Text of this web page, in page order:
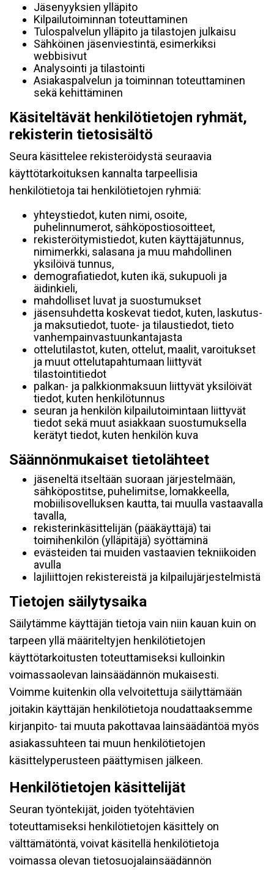
Jäsenyyksien ylläpito
Kilpailutoiminnan toteuttaminen
Tulospalvelun ylläpito ja tilastojen julkaisu
Sähköinen jäsenviestintä, esimerkiksi
webbisivut
Analysointi ja tilastointi
Asiakaspalvelun ja toiminnan toteuttaminen
sekä kehittäminen
Käsiteltävät henkilötietojen ryhmät,
rekisterin tietosisältö
Seura käsittelee rekisteröidystä seuraavia
käyttötarkoituksen kannalta tarpeellisia
henkilötietoja tai henkilötietojen ryhmiä:
yhteystiedot, kuten nimi, osoite,
puhelinnumerot, sähköpostiosoitteet,
rekisteröitymistiedot, kuten käyttäjätunnus,
nimimerkki, salasana ja muu mahdollinen
yksilöivä tunnus,
demografiatiedot, kuten ikä, sukupuoli ja
äidinkieli,
mahdolliset luvat ja suostumukset
jäsensuhdetta koskevat tiedot, kuten, laskutus-
ja maksutiedot, tuote- ja tilaustiedot, tieto
vanhempainvastuunkantajasta
ottelutilastot, kuten, ottelut, maalit, varoitukset
ja muut ottelutapahtumaan liittyvät
tilastointitiedot
palkan- ja palkkionmaksuun liittyvät yksilöivät
tiedot, kuten henkilötunnus
seuran ja henkilön kilpailutoimintaan liittyvät
tiedot sekä muut asiakkaan suostumuksella
kerätyt tiedot, kuten henkilön kuva
Säännönmukaiset tietolähteet
jäseneltä itseltään suoraan järjestelmään,
sähköpostitse, puhelimitse, lomakkeella,
mobiilisovelluksen kautta, tai muulla vastaavalla
tavalla,
rekisterinkäsittelijän (pääkäyttäjä) tai
toimihenkilön (ylläpitäjä) syöttäminä
evästeiden tai muiden vastaavien tekniikoiden
avulla
lajiliittojen rekistereistä ja kilpailujärjestelmistä
Tietojen säilytysaika
Säilytämme käyttäjän tietoja vain niin kauan kuin on
tarpeen yllä määriteltyjen henkilötietojen
käyttötarkoitusten toteuttamiseksi kulloinkin
voimassaolevan lainsäädännön mukaisesti.
Voimme kuitenkin olla velvoitettuja säilyttämään
joitakin käyttäjän henkilötietoja noudattaaksemme
kirjanpito- tai muuta pakottavaa lainsäädäntöä myös
asiakassuhteen tai muun henkilötietojen
käsittelyperusteen päättymisen jälkeen.
Henkilötietojen käsittelijät
Seuran työntekijät, joiden työtehtävien
toteuttamiseksi henkilötietojen käsittely on
välttämätöntä, voivat käsitellä henkilötietoja
voimassa olevan tietosuojalainsäädännön